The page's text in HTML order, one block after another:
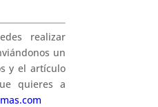
realizar
un
y el artículo
quieres a